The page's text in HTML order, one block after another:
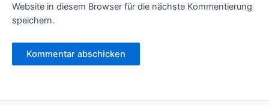
Website in diesem Browser für die nächste Kommentierung
speichern.